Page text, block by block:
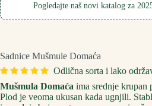
Pogledajte naš novi katalog za
Sadnice Mušmule Domaća
Odlična sorta i lako
Mušmula Domaća ima srednje krupan
Plod je veoma ukusan kada ugnjili.